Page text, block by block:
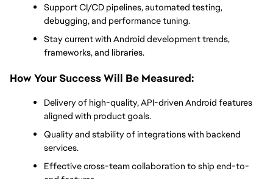
Support CI/CD pipelines, automated testing,
debugging, and performance tuning.
Stay current with Android development trends,
frameworks, and libraries.
How Your Success Will Be Measured:
Delivery of high-quality, API-driven Android features
aligned with product goals.
Quality and stability of integrations with backend
services.
Effective cross-team collaboration to ship end-to-